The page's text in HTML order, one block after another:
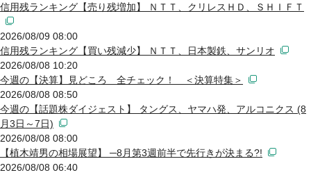
信用残ランキング【売り残増加】 ＮＴＴ、クリレスＨＤ、ＳＨＩＦＴ
2026/08/09 08:00
信用残ランキング【買い残減少】 ＮＴＴ、日本製鉄、サンリオ
2026/08/08 10:20
今週の【決算】見どころ 全チェック！ ＜決算特集＞
2026/08/08 08:50
今週の【話題株ダイジェスト】 タングス、ヤマハ発、アルコニクス (8
月3日～7日)
2026/08/08 08:00
【植木靖男の相場展望】 ─8月第3週前半で先行きが決まる?!
2026/08/08 06:40